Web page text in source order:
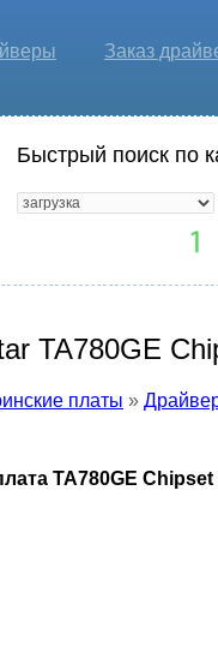
Заказ
Быстрый поиск по
TA780GE
платы »
TA780GE